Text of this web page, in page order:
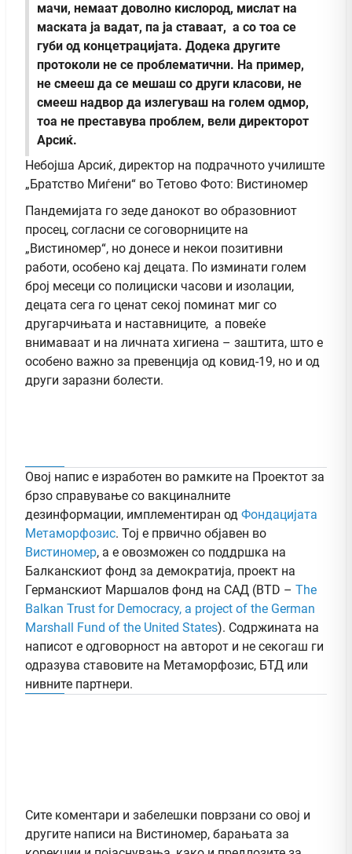
мачи, немаат доволно кислород, мислат на
маската ја вадат, па ја ставаат, а со тоа се
губи од концетрацијата. Додека другите
протоколи не се проблематични. На пример,
не смееш да се мешаш со други класови, не
смееш надвор да излегуваш на голем одмор,
тоа не преставува проблем, вели директорот
Арсиќ.
Небојша Арсиќ, директор на подрачното училиште
„Братство Миѓени“ во Тетово Фото: Вистиномер
Пандемијата го зеде данокот во образовниот
просец, согласни се соговорниците на
„Вистиномер“, но донесе и некои позитивни
работи, особено кај децата. По изминати голем
број месеци со полициски часови и изолации,
децата сега го ценат секој поминат миг со
другарчињата и наставниците, а повеќе
внимаваат и на личната хигиена – заштита, што е
особено важно за превенција од ковид-19, но и од
други заразни болести.
Овој напис е изработен во рамките на Проектот за
брзо справување со вакциналните
дезинформации, имплементиран од Фондацијата
Метаморфозис. Тој е првично објавен во
Вистиномер, а e овозможен со поддршка на
Балканскиот фонд за демократија, проект на
Германскиот Маршалов фонд на САД (BTD – The
Balkan Trust for Democracy, a project of the German
Marshall Fund of the United States). Содржината на
написот е одговорност на авторот и не секогаш ги
одразува ставовите на Метаморфозис, БТД или
нивните партнери.
Сите коментари и забелешки поврзани со овој и
другите написи на Вистиномер, барањата за